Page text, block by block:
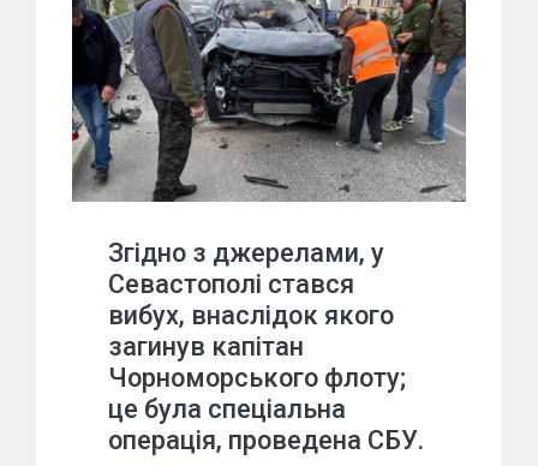
Згідно з джерелами, у
Севастополі стався
вибух, внаслідок якого
загинув капітан
Чорноморського флоту;
це була спеціальна
операція, проведена СБУ.